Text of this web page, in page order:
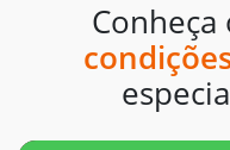
Conheça